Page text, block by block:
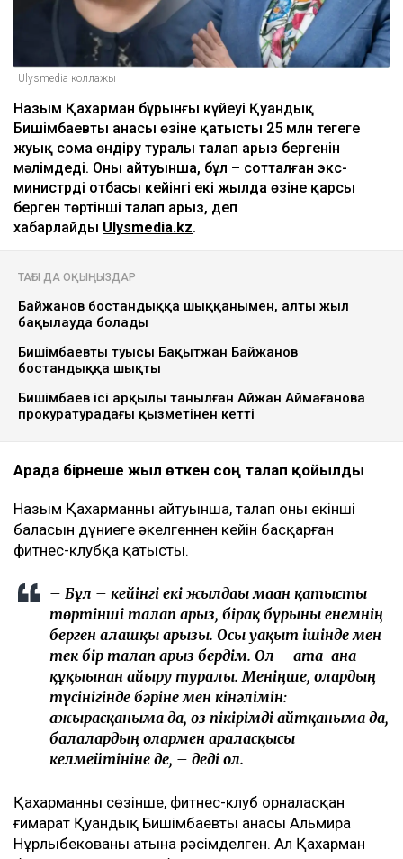
Ulysmedia коллажы
Назым Қахарман бұрынғы күйеуі Қуандық
Бишімбаевтың анасы өзіне қатысты 25 млн теңгеге
жуық сома өндіру туралы талап арыз бергенін
мәлімдеді. Оның айтуынша, бұл – сотталған экс-
министрдің отбасы кейінгі екі жылда өзіне қарсы
берген төртінші талап арыз, деп
хабарлайды Ulysmedia.kz.
ТАҒЫ ДА ОҚЫҢЫЗДАР
Байжанов бостандыққа шыққанымен, алты жыл
бақылауда болады
Бишімбаевтың туысы Бақытжан Байжанов
бостандыққа шықты
Бишімбаев ісі арқылы танылған Айжан Аймағанова
прокуратурадағы қызметінен кетті
Арада бірнеше жыл өткен соң талап қойылды
Назым Қахарманның айтуынша, талап оның екінші
баласын дүниеге әкелгеннен кейін басқарған
фитнес-клубқа қатысты.
– Бұл – кейінгі екі жылдағы маған қатысты
төртінші талап арыз, бірақ бұрынғы енемнің
берген алғашқы арызы. Осы уақыт ішінде мен
тек бір талап арыз бердім. Ол – ата-ана
құқығынан айыру туралы. Меніңше, олардың
түсінігінде бәріне мен кінәлімін:
ажырасқаныма да, өз пікірімді айтқаныма да,
балалардың олармен араласқысы
келмейтініне де, – деді ол.
Қахарманның сөзінше, фитнес-клуб орналасқан
ғимарат Қуандық Бишімбаевтың анасы Альмира
Нұрлыбекованың атына рәсімделген. Ал Қахарман